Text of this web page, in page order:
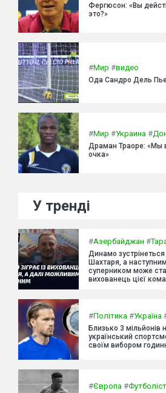
Фергюсон: «Вы
это?»
#Мир #видео
Ода Сандро Дель
#Мир #Украина #
Драман Траоре: «Мы
очка»
У тренді
#Азербайджан #
Динамо
Шахтаря, а
суперником може
вихованець цієї
#Політика #Україна
Близько 3 мільйонів
український
своїм вибором
#Європа #Футболіст